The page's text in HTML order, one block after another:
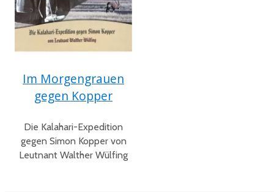
Im Morgengrauen
gegen Kopper
Die Kalahari-Expedition
gegen Simon Kopper von
Leutnant Walther Wülfing